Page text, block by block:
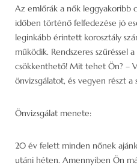
Az emlőrák a nők leggyakoribb
időben történő felfedezése jó
leginkább érintett korosztály
működik. Rendszeres szűréssel
csökkenthető! Mit tehet Ön? –
önvizsgálatot, és vegyen részt a
Önvizsgálat menete:
20 év felett minden nőnek
utáni héten. Amennyiben Ön